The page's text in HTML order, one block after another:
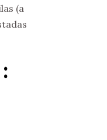
(a